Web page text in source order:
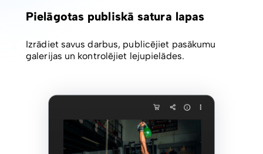
Pielāgotas publiskā satura lapas
Izrādiet savus darbus, publicējiet pasākumu
galerijas un kontrolējiet lejupielādes.